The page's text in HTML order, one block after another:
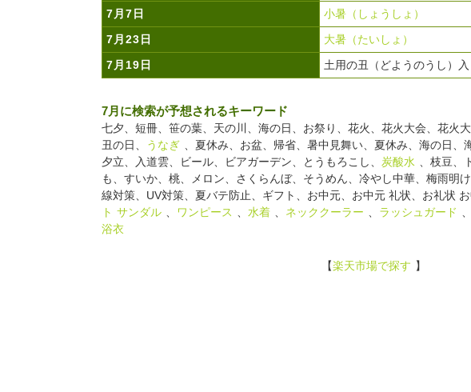
7月7日
小暑（しょうしょ）
7月23日
大暑（たいしょ）
7月19日
土用の丑（どようのうし）入
7月に検索が予想されるキーワード
七夕、短冊、笹の葉、天の川、海の日、お祭り、花火、花火大会、花火
丑の日、
うなぎ
、夏休み、お盆、帰省、暑中見舞い、夏休み、海の日、
夕立、入道雲、ビール、ビアガーデン、とうもろこし、 炭酸水
、枝豆
も、すいか、桃、メロン、さくらんぼ、そうめん、冷やし中華、梅雨明
線対策、UV対策、夏バテ防止、ギフト、お中元、お中元 礼状、お礼状 お
ト サンダル ワンピース 水着 ネッククーラー ラッシュガード
浴衣
【楽天市場で探す 】